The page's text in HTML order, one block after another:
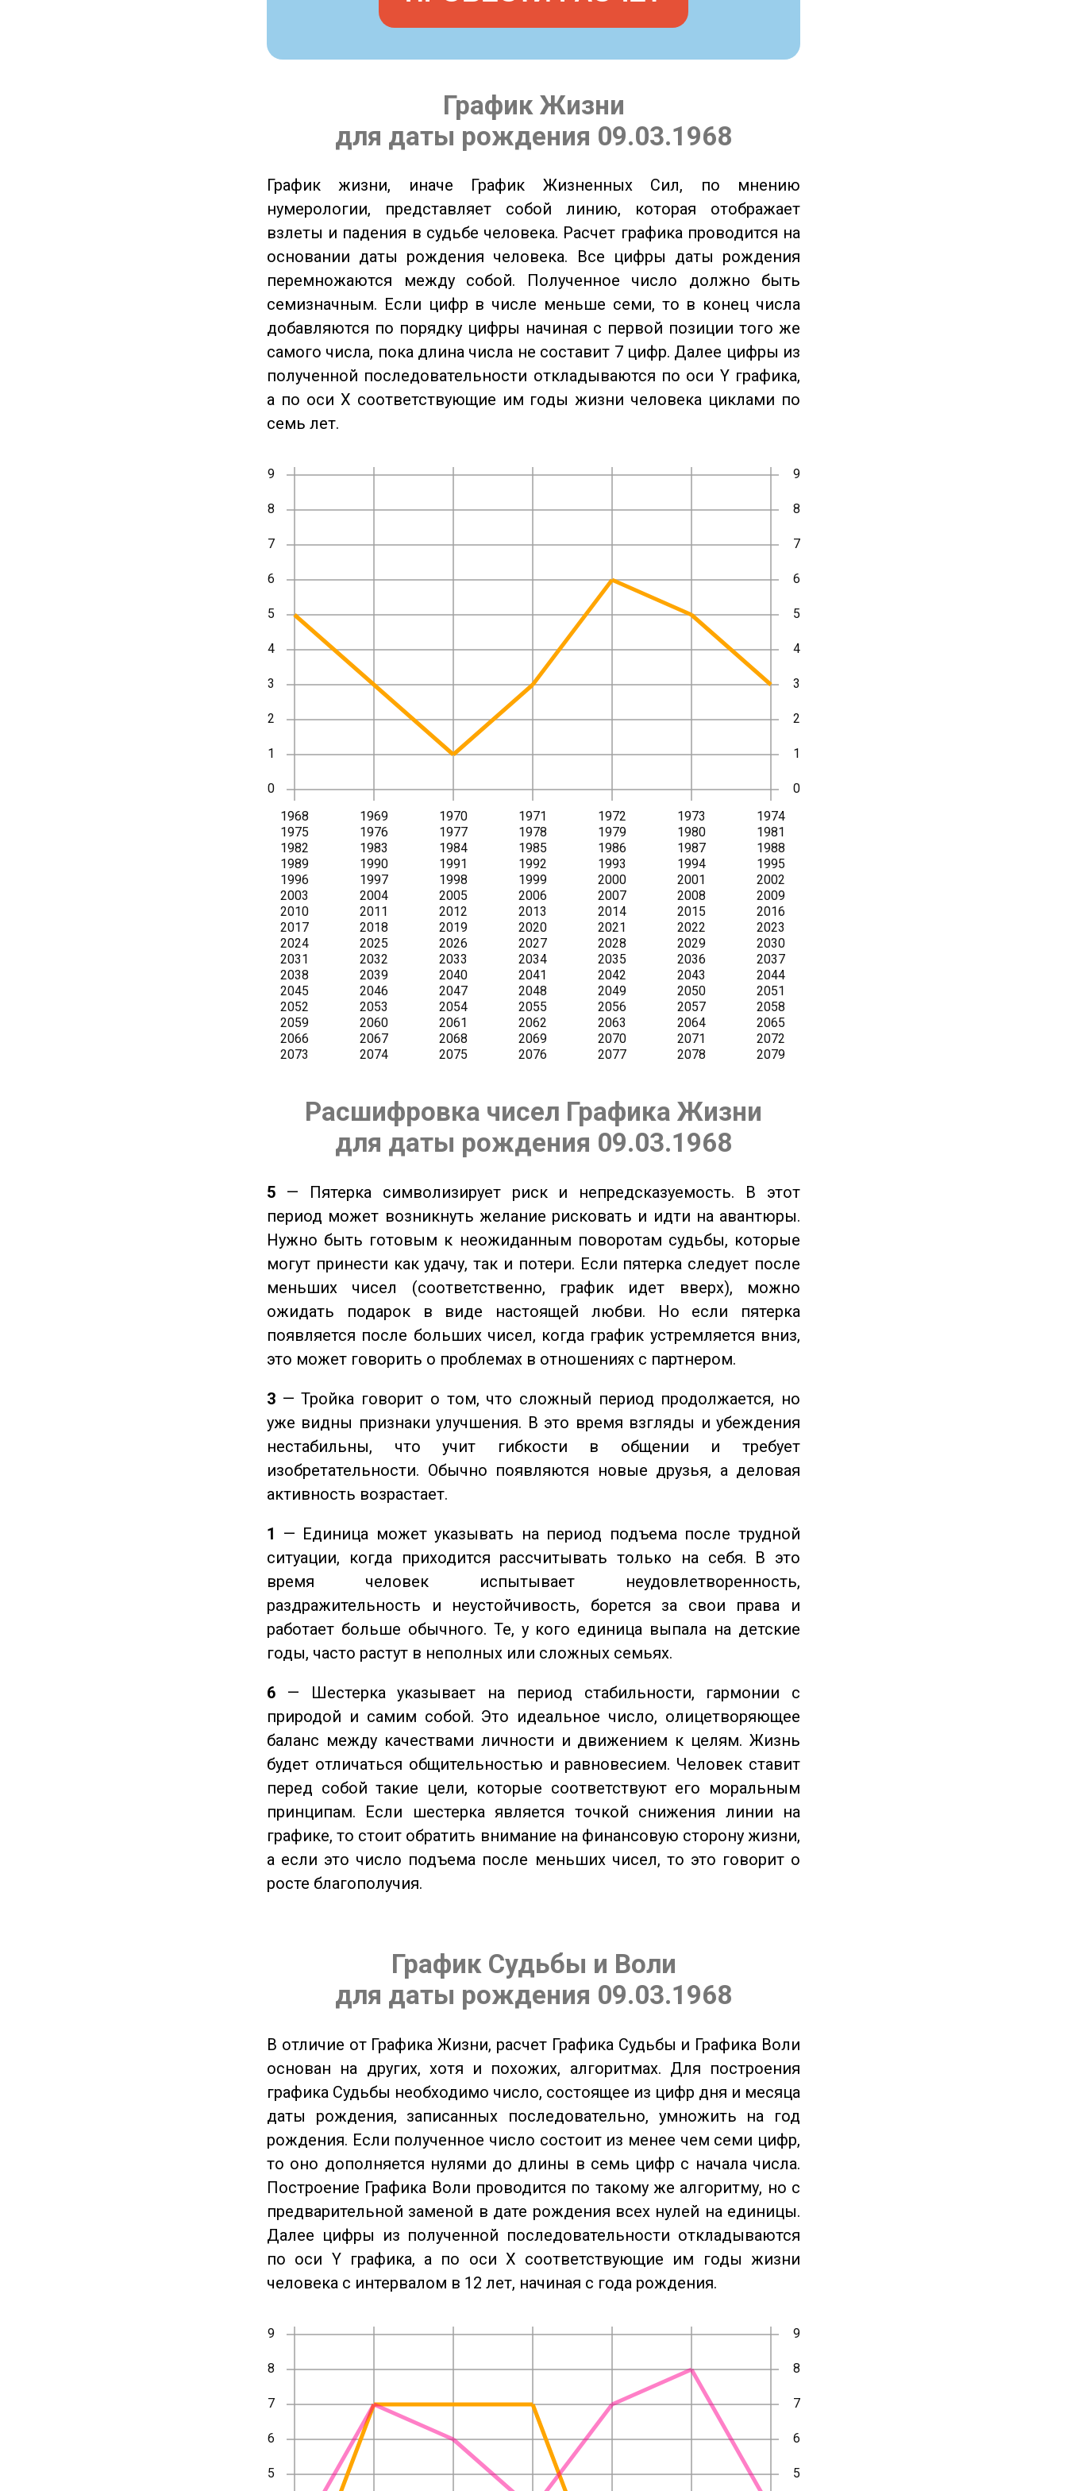
График Жизни
для даты рождения 09.03.1968
График жизни, иначе График Жизненных Сил, по мнению
нумерологии, представляет собой линию, которая отображает
взлеты и падения в судьбе человека. Расчет графика проводится на
основании даты рождения человека. Все цифры даты рождения
перемножаются между собой. Полученное число должно быть
семизначным. Если цифр в числе меньше семи, то в конец числа
добавляются по порядку цифры начиная с первой позиции того же
самого числа, пока длина числа не составит 7 цифр. Далее цифры из
полученной последовательности откладываются по оси Y графика,
а по оси X соответствующие им годы жизни человека циклами по
семь лет.
Расшифровка чисел Графика Жизни
для даты рождения 09.03.1968
5 — Пятерка символизирует риск и непредсказуемость. В этот
период может возникнуть желание рисковать и идти на авантюры.
Нужно быть готовым к неожиданным поворотам судьбы, которые
могут принести как удачу, так и потери. Если пятерка следует после
меньших чисел (соответственно, график идет вверх), можно
ожидать подарок в виде настоящей любви. Но если пятерка
появляется после больших чисел, когда график устремляется вниз,
это может говорить о проблемах в отношениях с партнером.
3 — Тройка говорит о том, что сложный период продолжается, но
уже видны признаки улучшения. В это время взгляды и убеждения
нестабильны, что учит гибкости в общении и требует
изобретательности. Обычно появляются новые друзья, а деловая
активность возрастает.
1 — Единица может указывать на период подъема после трудной
ситуации, когда приходится рассчитывать только на себя. В это
время человек испытывает неудовлетворенность,
раздражительность и неустойчивость, борется за свои права и
работает больше обычного. Те, у кого единица выпала на детские
годы, часто растут в неполных или сложных семьях.
6 — Шестерка указывает на период стабильности, гармонии с
природой и самим собой. Это идеальное число, олицетворяющее
баланс между качествами личности и движением к целям. Жизнь
будет отличаться общительностью и равновесием. Человек ставит
перед собой такие цели, которые соответствуют его моральным
принципам. Если шестерка является точкой снижения линии на
графике, то стоит обратить внимание на финансовую сторону жизни,
а если это число подъема после меньших чисел, то это говорит о
росте благополучия.
График Судьбы и Воли
для даты рождения 09.03.1968
В отличие от Графика Жизни, расчет Графика Судьбы и Графика Воли
основан на других, хотя и похожих, алгоритмах. Для построения
графика Судьбы необходимо число, состоящее из цифр дня и месяца
даты рождения, записанных последовательно, умножить на год
рождения. Если полученное число состоит из менее чем семи цифр,
то оно дополняется нулями до длины в семь цифр с начала числа.
Построение Графика Воли проводится по такому же алгоритму, но с
предварительной заменой в дате рождения всех нулей на единицы.
Далее цифры из полученной последовательности откладываются
по оси Y графика, а по оси X соответствующие им годы жизни
человека с интервалом в 12 лет, начиная с года рождения.